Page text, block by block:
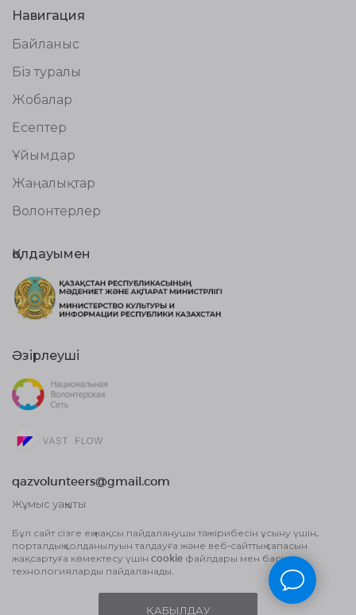
Навигация
Байланыс
Біз туралы
Жобалар
Есептер
Ұйымдар
Жаңалықтар
Волонтерлер
Қолдауымен
Әзірлеуші
qazvolunteers@gmail.com
Жұмыс уақыты
Жария оферта шарты
Деректерді өңдеу туралы Пайдаланушы
Бұл сайт сізге ең жақсы пайдаланушы тәжірибесін ұсыну үшін,
порталдың қолданылуын талдауға және веб-сайттың сапасын
жақсартуға көмектесу үшін cookie файлдары мен басқа
технологияларды пайдаланады.
ҚАБЫЛДАУ